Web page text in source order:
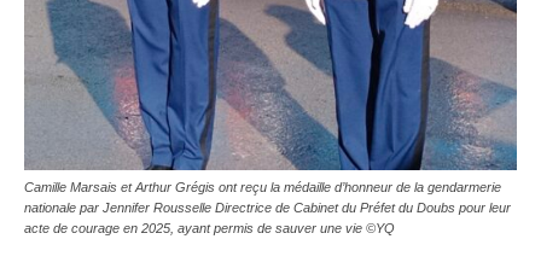
Camille Marsais et Arthur Grégis ont reçu la médaille d’honneur de la gendarmerie
nationale par Jennifer Rousselle Directrice de Cabinet du Préfet du Doubs pour leur
acte de courage en 2025, ayant permis de sauver une vie ©YQ